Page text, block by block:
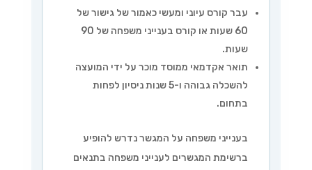
עבר קורס עיוני ומעשי כאמור של גישור של
60 שעות או קורס בענייני משפחה של 90
שעות.
תואר אקדמאי ממוסד מוכר על ידי המועצה
להשכלה גבוהה ו-5 שנות ניסיון לפחות
בתחום.
בענייני משפחה על המגשר נדרש להופיע
ברשימת המגשרים לענייני משפחה בתנאים